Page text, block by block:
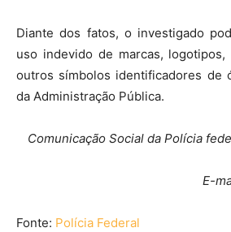
Diante dos fatos, o investigado
uso indevido de marcas,
outros símbolos identificadores de
da Administração Pública.
Comunicação Social da Polícia
E-
Fonte: Polícia Federal